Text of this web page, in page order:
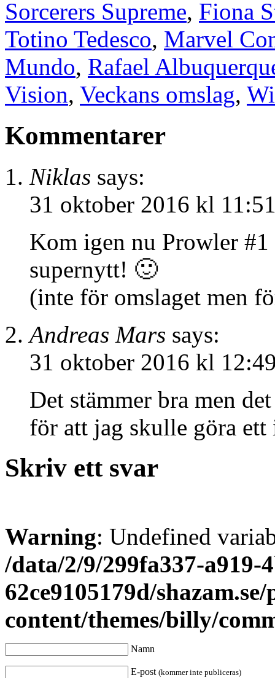
Sorcerers Supreme, Fiona
Totino Tedesco, Marvel
Mundo, Rafael
Vision, Veckans omslag,
Kommentarer
Niklas says:
31 oktober 2016 kl
Kom igen nu Prowler
supernytt! 🙂
(inte för omslaget men
Andreas Mars says:
31 oktober 2016 kl
Det stämmer bra men
för att jag skulle göra ett
Skriv ett svar
Warning: Undefined
/data/2/9/299fa337-a919-
62ce9105179d/
content/themes/billy/
Namn
E-post (kommer inte publiceras)